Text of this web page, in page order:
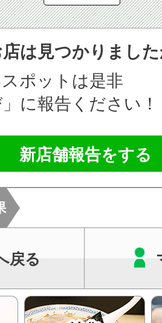
は見つかりまし
ポットは是非
」に報告ください！
新店舗報告をする
戻る